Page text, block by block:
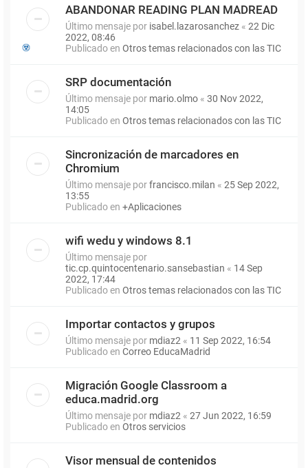
ABANDONAR READING PLAN MADREAD
Último mensaje por isabel.lazarosanchez « 22 Dic
2022, 08:46
Publicado en Otros temas relacionados con las TIC
SRP documentación
Último mensaje por mario.olmo « 30 Nov 2022,
14:05
Publicado en Otros temas relacionados con las TIC
Sincronización de marcadores en
Chromium
Último mensaje porfrancisco.milan « 25 Sep 2022,
13:55
Publicado en +Aplicaciones
wifi wedu y windows 8.1
Último mensaje por
tic.cp.quintocentenario.sansebastian « 14 Sep
2022, 17:44
Publicado en Otros temas relacionados con las TIC
Importar contactos y grupos
Último mensaje por mdiaz2 « 11 Sep 2022, 16:54
Publicado en Correo EducaMadrid
Migración Google Classroom a
educa.madrid.org
Último mensaje por mdiaz2 « 27 Jun 2022, 16:59
Publicado en Otros servicios
Visor mensual de contenidos